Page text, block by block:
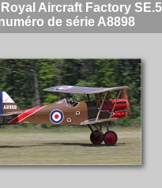
Aircraft Factory
de série A8898